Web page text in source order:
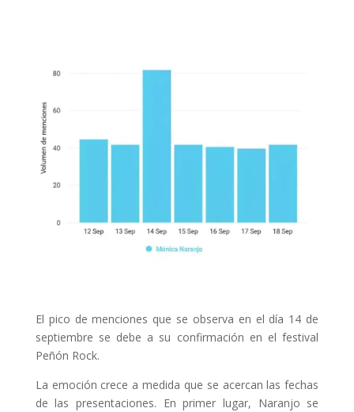
El pico de menciones que se observa en el día 14 de
septiembre se debe a su confirmación en el festival
Peñón Rock.
La emoción crece a medida que se acercan las fechas
de las presentaciones. En primer lugar, Naranjo se